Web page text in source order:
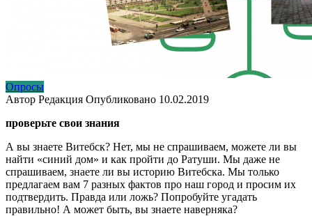
Опросы
Автор Редакция Опубликовано 10.02.2019
проверьте свои знания
А вы знаете Витебск? Нет, мы не спрашиваем, можете ли вы
найти «синий дом» и как пройти до Ратуши. Мы даже не
спрашиваем, знаете ли вы историю Витебска. Мы только
предлагаем вам 7 разных фактов про наш город и просим их
подтвердить. Правда или ложь? Попробуйте угадать
правильно! А может быть, вы знаете наверняка?